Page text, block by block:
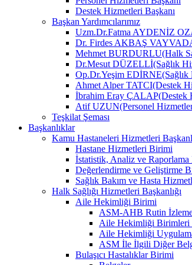
Destek Hizmetleri Başkanı
Başkan Yardımcılarımız
Uzm.Dr.Fatma AYDENİZ
Dr. Firdes AKBAŞ
Mehmet BURDURLU(Halk
Dr.Mesut DÜZELLİ(Sağlık
Op.Dr.Yeşim EDİRNE(Sağlık
Ahmet Alper TATCI(Destek
İbrahim Eray ÇALAP(Destek
Atif UZUN(Personel Hizmetleri
Teşkilat Şeması
Başkanlıklar
Kamu Hastaneleri Hizmetleri
Hastane Hizmetleri Birimi
İstatistik, Analiz ve
Değerlendirme ve Geliştirme
Sağlık Bakım ve Hasta
Halk Sağlığı Hizmetleri Başkanlığı
Aile Hekimliği Birimi
ASM-AHB Rutin
Aile Hekimliği Birimleri
Aile Hekimliği
ASM İle İlgili Diğer
Bulaşıcı Hastalıklar Birimi